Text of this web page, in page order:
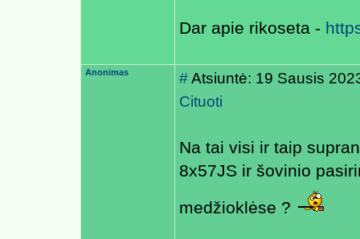
Dar apie rikoseta -
Anonimas #Atsiuntė: 19 Sausis
Cituoti
Na tai visi ir taip
8x57JS ir šovinio
medžioklėse ?